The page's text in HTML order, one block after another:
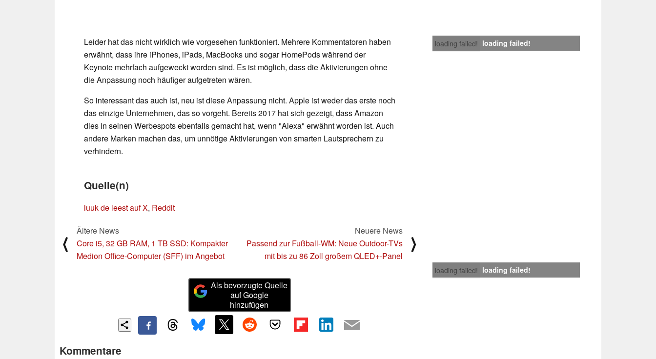
loading failed! loading failed!
Leider hat das nicht wirklich wie vorgesehen funktioniert. Mehrere Kommentatoren haben
erwähnt, dass ihre iPhones, iPads, MacBooks und sogar HomePods während der
Keynote mehrfach aufgeweckt worden sind. Es ist möglich, dass die Aktivierungen ohne
die Anpassung noch häufiger aufgetreten wären.
So interessant das auch ist, neu ist diese Anpassung nicht. Apple ist weder das erste noch
das einzige Unternehmen, das so vorgeht. Bereits 2017 hat sich gezeigt, dass Amazon
dies in seinen Werbespots ebenfalls gemacht hat, wenn "Alexa" erwähnt worden ist. Auch
andere Marken machen das, um unnötige Aktivierungen von smarten Lautsprechern zu
verhindern.
Quelle(n)
luuk de leest auf X, Reddit
⟨
Ältere News
Core i5, 32 GB RAM, 1 TB SSD: Kompakter
Medion Office-Computer (SFF) im Angebot
Neuere News
Passend zur Fußball-WM: Neue Outdoor-TVs
mit bis zu 86 Zoll großem QLED+-Panel
⟩
loading failed! loading failed!
Als bevorzugte Quelle
auf Google
hinzufügen
Kommentare